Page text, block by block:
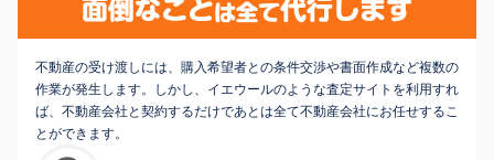
不動産の受け渡しには、購入希望者との条件交渉や書面作成など複数の
作業が発生します。しかし、イエウールのような査定サイトを利用すれ
ば、不動産会社と契約するだけであとは全て不動産会社にお任せするこ
とができます。